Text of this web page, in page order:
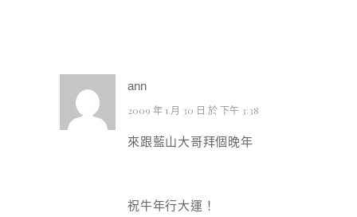
ann
2009 年 1 月 30 日 於 下午 3:38
來跟藍山大哥拜個晚年
祝牛年行大運！